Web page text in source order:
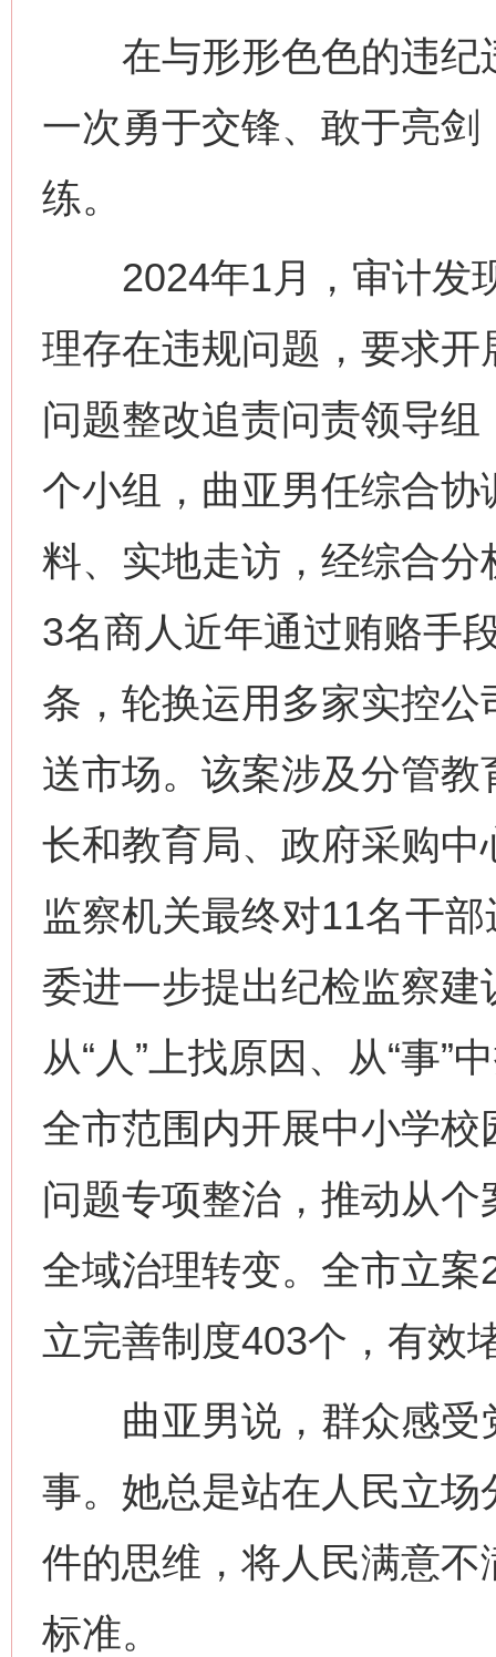
在与形形色色的违纪
一次勇于交锋、敢于亮
练。
2024年1月，审计发
理存在违规问题，要求
问题整改追责问责领导
个小组，曲亚男任综合
料、实地走访，经综合
3名商人近年通过贿赂手
条，轮换运用多家实控
送市场。该案涉及分管
长和教育局、政府采购
监察机关最终对11名干
委进一步提出纪检监察
从“人”上找原因、从“事”
全市范围内开展中小学
问题专项整治，推动从
全域治理转变。全市立
立完善制度403个，有效
曲亚男说，群众感受
事。她总是站在人民立
件的思维，将人民满意
标准。